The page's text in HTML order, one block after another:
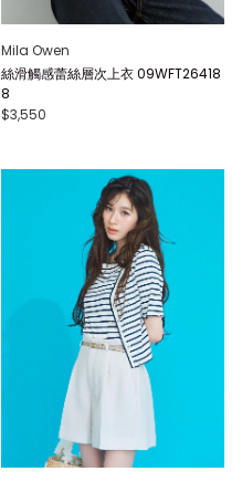
Mila Owen
絲滑觸感蕾絲層次上衣 09WFT26418
8
$3,550